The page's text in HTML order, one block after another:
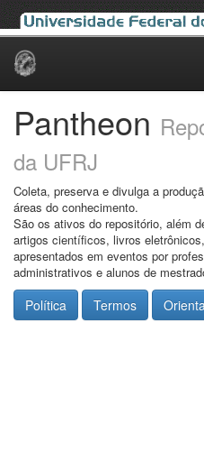
Skip
Pantheon
da UFRJ
Coleta, preserva e divulga a
áreas do conhecimento.
São os ativos do repositório, além
artigos científicos, livros
apresentados em eventos por
administrativos e alunos de
Política Termos